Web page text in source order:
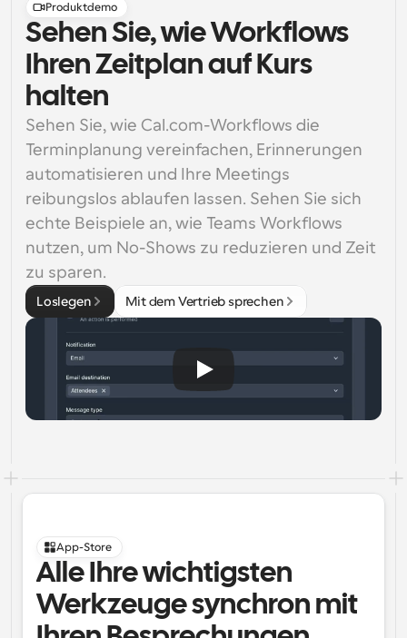
Produktdemo
Sehen Sie, wie Workflows
Ihren Zeitplan auf Kurs
halten
Sehen Sie, wie Cal.com-Workflows die
Terminplanung vereinfachen, Erinnerungen
automatisieren und Ihre Meetings
reibungslos ablaufen lassen. Sehen Sie sich
echte Beispiele an, wie Teams Workflows
nutzen, um No-Shows zu reduzieren und Zeit
zu sparen.
Loslegen Mit dem Vertrieb sprechen
App-Store
Alle Ihre wichtigsten
Werkzeuge synchron mit